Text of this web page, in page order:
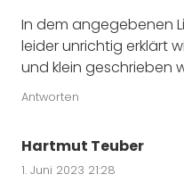
In dem angegebenen
leider unrichtig erklärt
und klein geschrieben
Antworten
Hartmut Teuber
1. Juni 2023 21:28